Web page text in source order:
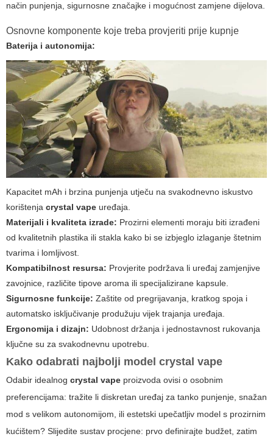
način punjenja, sigurnosne značajke i mogućnost zamjene dijelova.
Osnovne komponente koje treba provjeriti prije kupnje
Baterija i autonomija:
Kapacitet mAh i brzina punjenja utječu na svakodnevno iskustvo
korištenja crystal vape uređaja.
Materijali i kvaliteta izrade: Prozirni elementi moraju biti izrađeni
od kvalitetnih plastika ili stakla kako bi se izbjeglo izlaganje štetnim
tvarima i lomljivost.
Kompatibilnost resursa: Provjerite podržava li uređaj zamjenjive
zavojnice, različite tipove aroma ili specijalizirane kapsule.
Sigurnosne funkcije: Zaštite od pregrijavanja, kratkog spoja i
automatsko isključivanje produžuju vijek trajanja uređaja.
Ergonomija i dizajn: Udobnost držanja i jednostavnost rukovanja
ključne su za svakodnevnu upotrebu.
Kako odabrati najbolji model crystal vape
Odabir idealnog crystal vape proizvoda ovisi o osobnim
preferencijama: tražite li diskretan uređaj za tanko punjenje, snažan
mod s velikom autonomijom, ili estetski upečatljiv model s prozirnim
kućištem? Slijedite sustav procjene: prvo definirajte budžet, zatim